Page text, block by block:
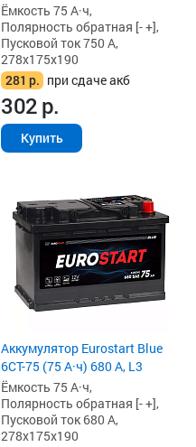
Ёмкость 75 А·ч,
Полярность обратная [- +],
Пусковой ток 750 А,
278x175x190
281 р. при сдаче акб
302р.
Купить
Аккумулятор Eurostart Blue
6CT-75 (75 А·ч) 680 А, L3
Ёмкость 75 А·ч,
Полярность обратная [- +],
Пусковой ток 680 А,
278x175x190